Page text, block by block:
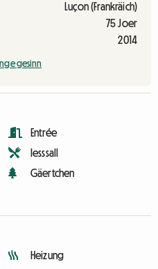
Luçon (Frankräich)
75 Joer
2014
gesinn
Entrée
Iesssall
Gäertchen
Heizung